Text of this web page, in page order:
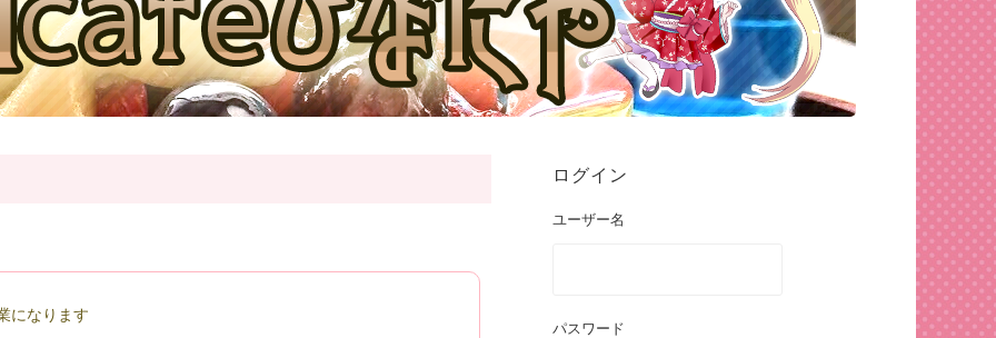
になります
ログイン
ユーザー名
パスワード